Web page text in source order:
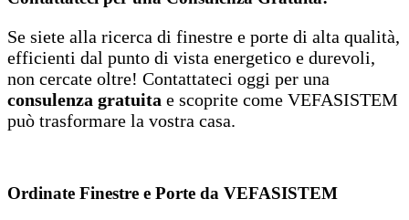
Se siete alla ricerca di finestre e porte di alta qualità,
efficienti dal punto di vista energetico e durevoli,
non cercate oltre! Contattateci oggi per una
consulenza gratuita e scoprite come VEFASISTEM
può trasformare la vostra casa.
Ordinate Finestre e Porte da VEFASISTEM